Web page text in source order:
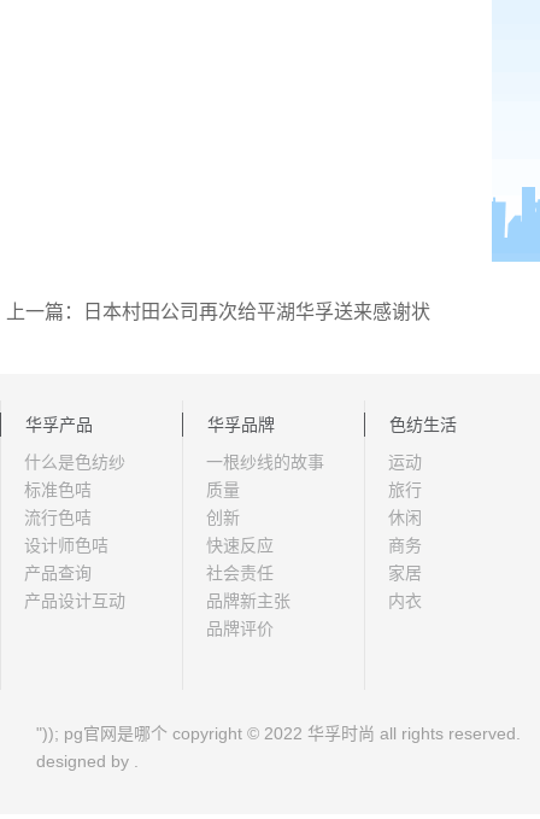
上一篇：日本村田公司再次给平湖华孚送来感谢状
华孚产品
什么是色纺纱
标准色咭
流行色咭
设计师色咭
产品查询
产品设计互动
华孚品牌
一根纱线的故事
质量
创新
快速反应
社会责任
品牌新主张
品牌评价
色纺生活
运动
旅行
休闲
商务
家居
内衣
")); pg官网是哪个 copyright © 2022 华孚时尚 all rights reserved.
designed by .